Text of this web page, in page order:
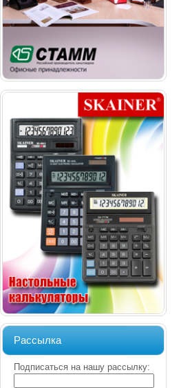
Рассылка
Подписаться на нашу рассылку: